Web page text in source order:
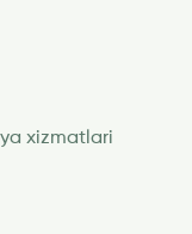
xizmatlari